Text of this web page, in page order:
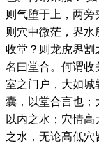
则气堕于上，两旁
则穴中微茫，界
收堂？则龙虎界割
名曰堂合。何谓收
室之门户，大如城
囊，以堂合言也；
以内之水；穴情
之水，无论高低